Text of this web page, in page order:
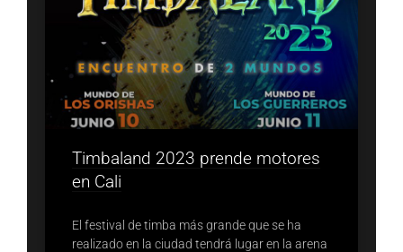
Timbaland 2023 prende motores
en Cali
El festival de timba más grande que se ha
realizado en la ciudad tendrá lugar en la arena